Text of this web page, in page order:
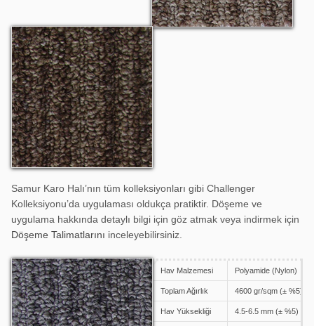
Challenger 1003
Samur Karo Halı’nın tüm kolleksiyonları gibi Challenger
Kolleksiyonu’da uygulaması oldukça pratiktir. Döşeme ve
uygulama hakkında detaylı bilgi için göz atmak veya indirmek için
Döşeme Talimatlarını inceleyebilirsiniz.
Challenger 1004 Hav Malzemesi Polyamide (Nylon)
Toplam Ağırlık 4600 gr/sqm (± %5)
Hav Yüksekliği 4.5-6.5 mm (± %5)